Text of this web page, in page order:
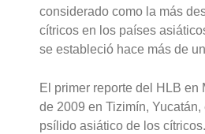
considerado como la más
cítricos en los países
se estableció hace más de
El primer reporte del HLB en
de 2009 en Tizimín, Yucatán,
psílido asiático de los